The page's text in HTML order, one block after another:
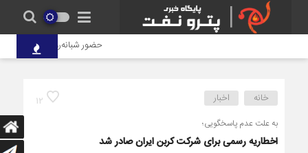
حضور شبانه‌روزی کارکنان
12 خانه اخبار
به علت عدم پاسخگویی؛
اخطاریه رسمی برای شرکت کربن ایران صادر شد